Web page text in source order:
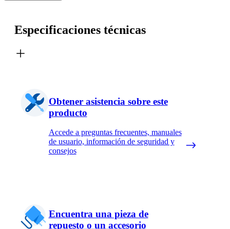
Especificaciones técnicas
Obtener asistencia sobre este
producto
Accede a preguntas frecuentes, manuales
de usuario, información de seguridad y
consejos
Encuentra una pieza de
repuesto o un accesorio